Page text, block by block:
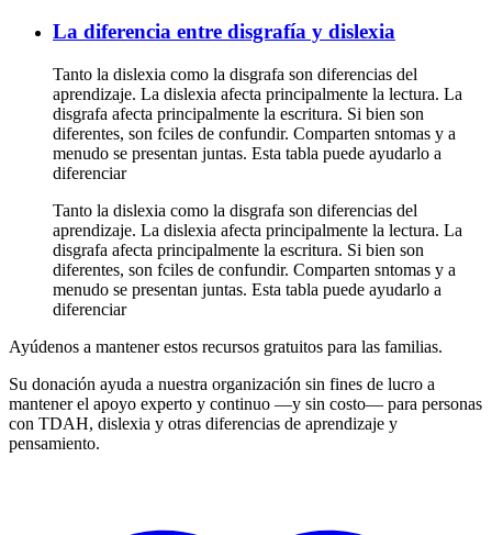
La diferencia entre disgrafía y dislexia
Tanto la dislexia como la disgrafa son diferencias del
aprendizaje. La dislexia afecta principalmente la lectura. La
disgrafa afecta principalmente la escritura. Si bien son
diferentes, son fciles de confundir. Comparten sntomas y a
menudo se presentan juntas. Esta tabla puede ayudarlo a
diferenciar
Tanto la dislexia como la disgrafa son diferencias del
aprendizaje. La dislexia afecta principalmente la lectura. La
disgrafa afecta principalmente la escritura. Si bien son
diferentes, son fciles de confundir. Comparten sntomas y a
menudo se presentan juntas. Esta tabla puede ayudarlo a
diferenciar
Ayúdenos a mantener estos recursos gratuitos para las familias.
Su donación ayuda a nuestra organización sin fines de lucro a
mantener el apoyo experto y continuo —y sin costo— para personas
con TDAH, dislexia y otras diferencias de aprendizaje y
pensamiento.